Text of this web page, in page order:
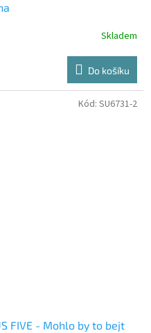
Skladem
Do košíku
FIVE - Mohlo by to bejt
Kód: SU6731-2